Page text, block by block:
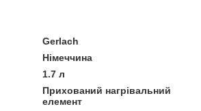
Gerlach
Німеччина
1.7 л
Прихований нагрівальний
елемент